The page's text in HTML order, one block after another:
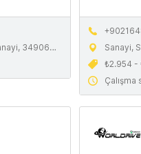
Istanbul
Sanayi,
₺2.954 -
Çalışma